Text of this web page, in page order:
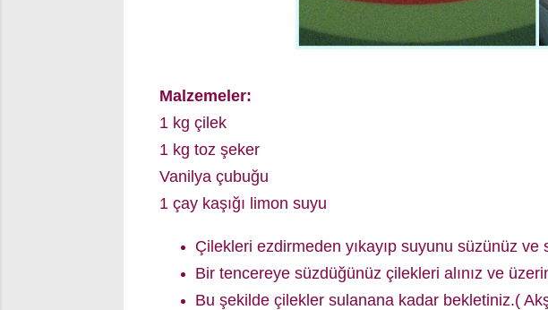
Malzemeler:
1 kg çilek
1 kg toz şeker
Vanilya çubuğu
1 çay kaşığı limon suyu
Çilekleri ezdirmeden yıkayıp suyunu süzünüz ve
Bir tencereye süzdüğünüz çilekleri alınız ve
Bu şekilde çilekler sulanana kadar bekletiniz.(